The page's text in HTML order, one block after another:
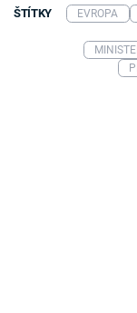
ŠTÍTKY EVROPA